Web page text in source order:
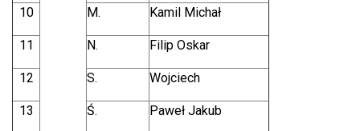
10 M. Kamil Michał
11 N. Filip Oskar
12 S. Wojciech
13 Ś. Paweł Jakub